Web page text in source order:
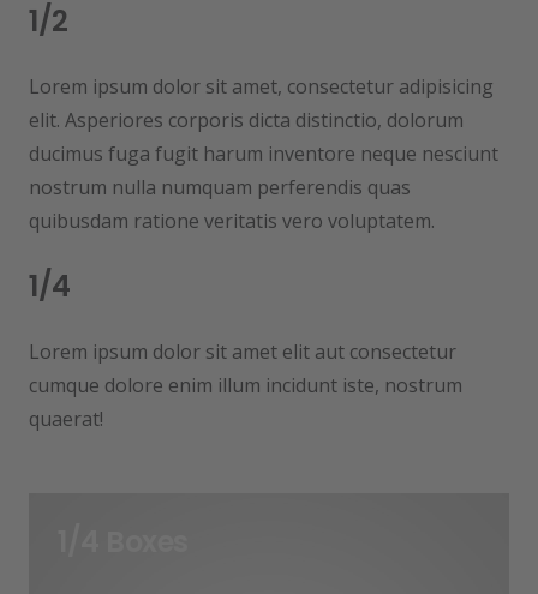
1/2
Lorem ipsum dolor sit amet, consectetur adipisicing
elit. Asperiores corporis dicta distinctio, dolorum
ducimus fuga fugit harum inventore neque nesciunt
nostrum nulla numquam perferendis quas
quibusdam ratione veritatis vero voluptatem.
1/4
Lorem ipsum dolor sit amet elit aut consectetur
cumque dolore enim illum incidunt iste, nostrum
quaerat!